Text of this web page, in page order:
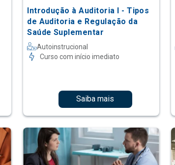
Introdução à Auditoria I - Tipos
de Auditoria e Regulação da
Saúde Suplementar
Autoinstrucional
Curso com início imediato
Saiba mais